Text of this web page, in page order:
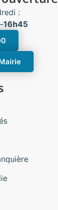
:
–16h45